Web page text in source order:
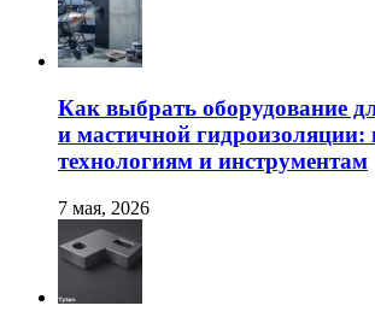
Как выбрать оборудование
и мастичной
технологиям и инструментам
7 мая, 2026